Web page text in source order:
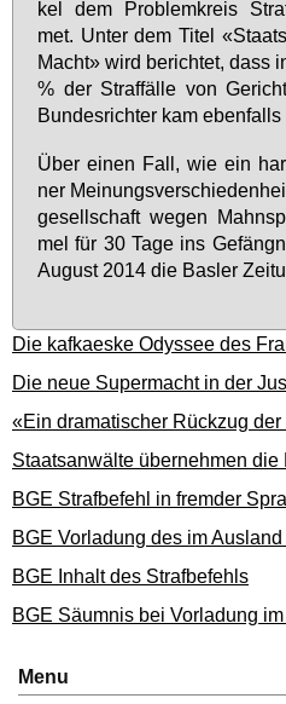
kel dem Pro­blem­kreis
met. Un­ter dem Ti­tel
Macht» wird be­rich­tet, dass
% der Straf­fäl­le von
Bun­des­rich­ter kam eben­falls
Über ei­nen Fall, wie ein
ner
ge­sell­schaft we­gen
mel für 30 Ta­ge ins
Au­gust 2014 die Bas­ler
Die kafkaeske Odyssee des
Die neue Supermacht in der
«Ein dramatischer Rückzug der
Staatsanwälte übernehmen die
BGE Strafbefehl in fremder
BGE Vorladung des im
BGE Inhalt des Strafbefehls
BGE Säumnis bei Vorladung
Menu